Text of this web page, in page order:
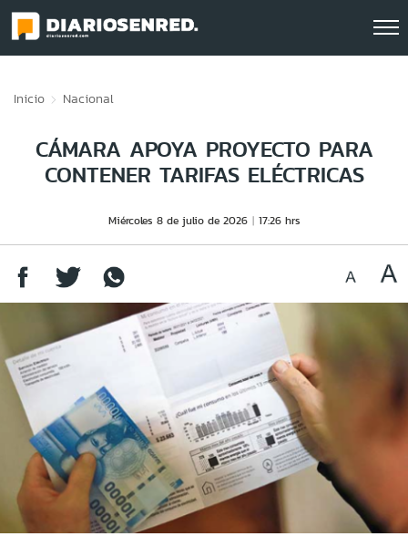
Inicio Nacional
CÁMARA APOYA PROYECTO PARA
CONTENER TARIFAS ELÉCTRICAS
Miércoles 8 de julio de 2026 17:26 hrs